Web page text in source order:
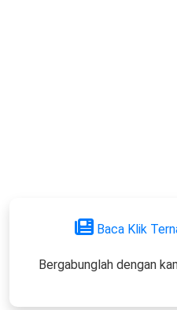
Baca Klik
Bergabunglah dengan